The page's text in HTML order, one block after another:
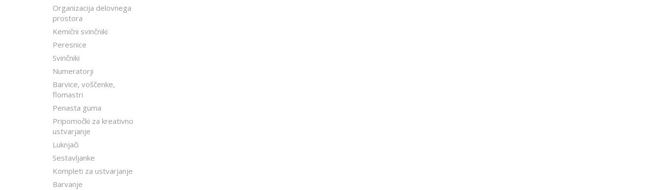
Organizacija delovnega
prostora
Kemični svinčniki
Peresnice
Svinčniki
Numeratorji
Barvice, voščenke,
flomastri
Penasta guma
Pripomočki za kreativno
ustvarjanje
Luknjači
Sestavljanke
Kompleti za ustvarjanje
Barvanje